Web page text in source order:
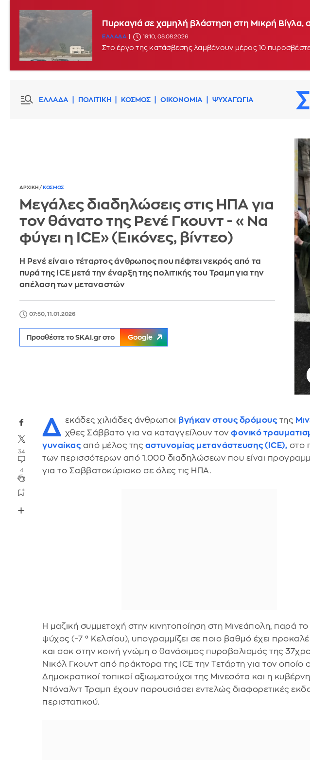
Πυρκαγιά σε χαμηλή βλάστηση στη Μικρή Βίγλα,
ΕΛΛΑΔΑ 19:10, 08.08.2026
Στο έργο της κατάσβεσης λαμβάνουν μέρος 10
ΕΛΛΑΔΑ ΠΟΛΙΤΙΚΗ ΚΟΣΜΟΣ ΟΙΚΟΝΟΜΙΑ ΨΥΧΑΓΩΓΙΑ
ΑΡΧΙΚΗ / ΚΟΣΜΟΣ
Μεγάλες διαδηλώσεις στις ΗΠΑ για
τον θάνατο της Ρενέ Γκουντ - «Να
φύγει η ICE» (Εικόνες, βίντεο)
Η Ρενέ είναι ο τέταρτος άνθρωπος που πέφτει νεκρός από τα
πυρά της ICE μετά την έναρξη της πολιτικής του Τραμπ για την
απέλαση των μεταναστών
07:50, 11.01.2026
Προσθέστε το SKAI.gr στο Google
34
4
Δ εκάδες χιλιάδες άνθρωποι βγήκαν στους δρόμους της
χθες Σάββατο για να καταγγείλουν τονφονικό
γυναίκας από μέλος της αστυνομίας μετανάστευσης (ICE), στο
των περισσότερων από 1.000 διαδηλώσεων που είναι
για το Σαββατοκύριακο σε όλες τις ΗΠΑ.
Η μαζική συμμετοχή στην κινητοποίηση στη Μινεάπολη, παρά
ψύχος (-7 ° Κελσίου), υπογραμμίζει σε ποιο βαθμό έχει
και σοκ στην κοινή γνώμη ο θανάσιμος πυροβολισμός της
Νικόλ Γκουντ από πράκτορα της ICE την Τετάρτη για τον οποίο
Δημοκρατικοί τοπικοί αξιωματούχοι της Μινεσότα και η
Ντόναλντ Τραμπ έχουν παρουσιάσει εντελώς διαφορετικές
περιστατικού.